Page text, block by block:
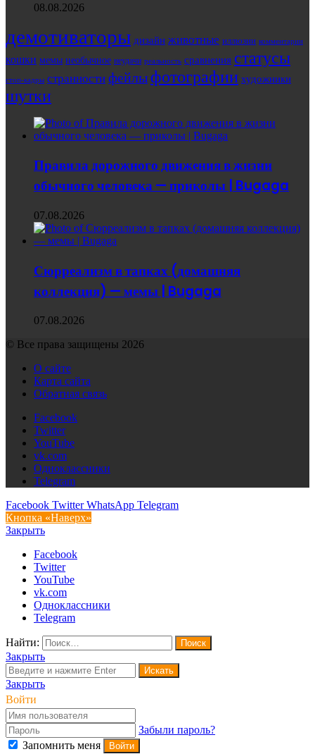
08.08.2026
демотиваторы дизайн животные иллюзии комментарии
кошки мемы необычное неудачи реальность сравнения статусы
стоп-кадры странности фейлы фотографии художники
шутки
Правила дорожного движения в жизни
обычного человека — приколы | Bugaga
07.08.2026
Сюрреализм в тапках (домашняя
коллекция) — мемы | Bugaga
07.08.2026
© Все права защищены 2026
О сайте
Карта сайта
Обратная связь
Facebook
Twitter
YouTube
vk.com
Одноклассники
Telegram
Facebook Twitter WhatsApp Telegram
Кнопка «Наверх»
Закрыть
Facebook
Twitter
YouTube
vk.com
Одноклассники
Telegram
Найти:
Закрыть
Искать
Закрыть
Войти
Забыли пароль?
Запомнить меня
Войти